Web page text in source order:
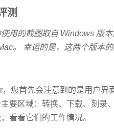
测
用的截图取自 Windows 版
。 幸运的是，这两个版本
您首先会注意到的是用户
要区域：转换、下载、刻录
看看它们的工作情况。